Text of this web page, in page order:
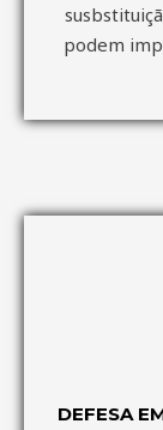
podem
DEFESA